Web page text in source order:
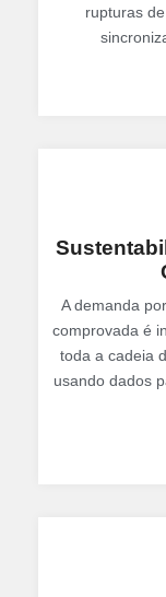
rupturas
A demanda
comprovada é
toda a cadeia
usando dados